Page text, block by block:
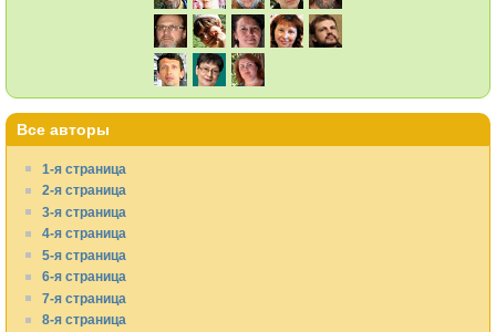
Все авторы
1-я страница
2-я страница
3-я страница
4-я страница
5-я страница
6-я страница
7-я страница
8-я страница